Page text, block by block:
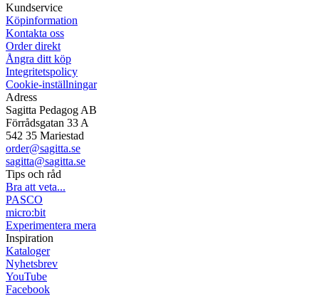
Kundservice
Köpinformation
Kontakta oss
Order direkt
Ångra ditt köp
Integritetspolicy
Cookie-inställningar
Adress
Sagitta Pedagog AB
Förrådsgatan 33 A
542 35 Mariestad
order@sagitta.se
sagitta@sagitta.se
Tips och råd
Bra att veta...
PASCO
micro:bit
Experimentera mera
Inspiration
Kataloger
Nyhetsbrev
YouTube
Facebook